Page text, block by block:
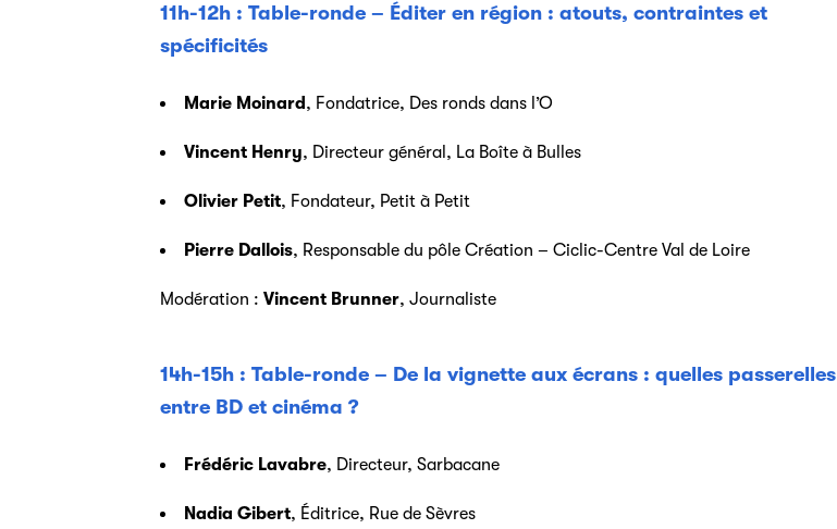
11h-12h : Table-ronde – Éditer en région : atouts, contraintes et
spécificités
Marie Moinard , Fondatrice, Des ronds dans l’O
Vincent Henry, Directeur général, La Boîte à Bulles
Olivier Petit, Fondateur, Petit à Petit
Pierre Dallois, Responsable du pôle Création – Ciclic-Centre Val de Loire
Modération : Vincent Brunner, Journaliste
14h-15h : Table-ronde – De la vignette aux écrans : quelles passerelles
entre BD et cinéma ?
Frédéric Lavabre, Directeur, Sarbacane
Nadia Gibert, Éditrice, Rue de Sèvres